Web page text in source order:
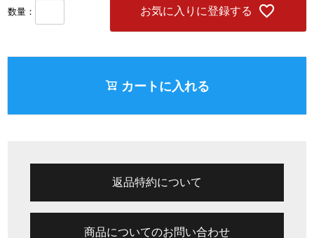
お気に入りに登録する
カートに入れる
返品特約について
商品についてのお問い合わせ